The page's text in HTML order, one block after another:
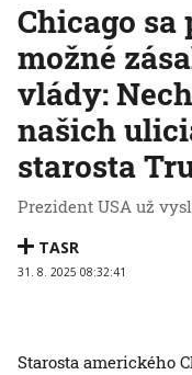
Chicago
možné
vlády:
našich
starosta
Prezident USA už
TASR
31. 8. 2025 08:32:41
Starosta amerického